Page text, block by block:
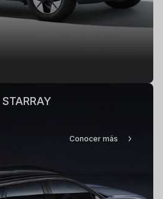
STARRAY
Conocer más